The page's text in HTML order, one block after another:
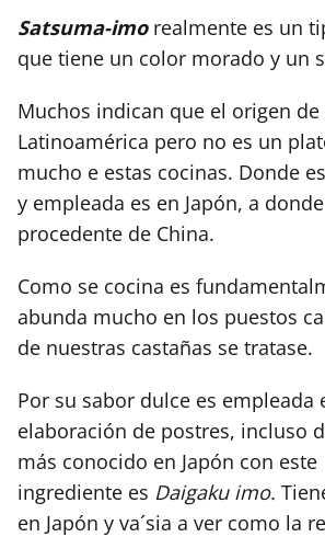
Satsuma-imorealmente es un
que tiene un color morado y un
Muchos indican que el origen de
Latinoamérica pero no es un
mucho e estas cocinas. Donde
y empleada es en Japón, a
procedente de China.
Como se cocina es
abunda mucho en los puestos
de nuestras castañas se tratase.
Por su sabor dulce es empleada
elaboración de postres, incluso
más conocido en Japón con este
ingrediente es Daigaku imo.
en Japón y va´sia a ver como la